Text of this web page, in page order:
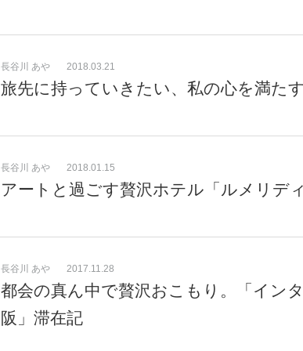
旅先に持っていきたい、私の心を満た
長谷川 あや 2018.03.21
アートと過ごす贅沢ホテル「ルメリデ
長谷川 あや 2018.01.15
都会の真ん中で贅沢おこもり。「イン
阪」滞在記
長谷川 あや 2017.11.28